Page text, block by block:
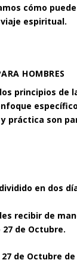
cómo
espiritual.
HOMBRES
principios de
práctica son
en dos
recibir de
de Octubre.
de Octubre de